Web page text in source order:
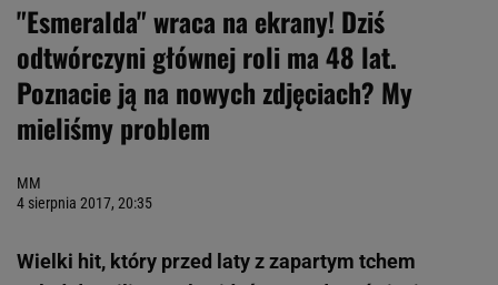
"Esmeralda" wraca na ekrany! Dziś
odtwórczyni głównej roli ma 48 lat.
Poznacie ją na nowych zdjęciach? My
mieliśmy problem
MM
4 sierpnia 2017, 20:35
Wielki hit, który przed laty z zapartym tchem